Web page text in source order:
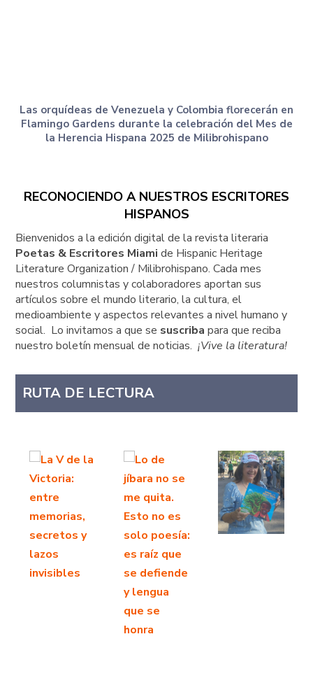
Las orquídeas de Venezuela y Colombia florecerán en
Flamingo Gardens durante la celebración del Mes de
la Herencia Hispana 2025 de Milibrohispano
RECONOCIENDO A NUESTROS ESCRITORES
HISPANOS
Bienvenidos a la edición digital de la revista literaria
Poetas & Escritores Miami de Hispanic Heritage
Literature Organization / Milibrohispano. Cada mes
nuestros columnistas y colaboradores aportan sus
artículos sobre el mundo literario, la cultura, el
medioambiente y aspectos relevantes a nivel humano y
social. Lo invitamos a que se suscribapara que reciba
nuestro boletín mensual de noticias.¡Vive la literatura!
RUTA DE LECTURA